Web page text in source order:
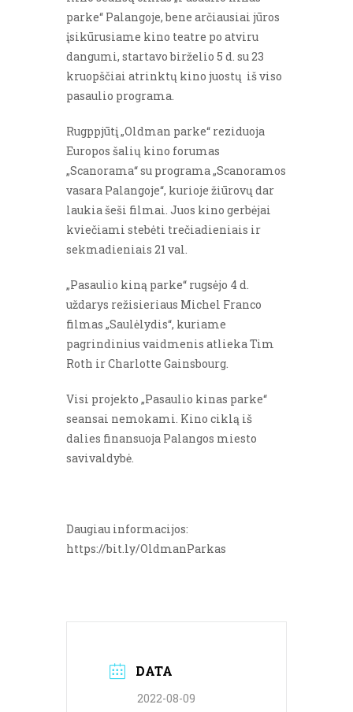
parke“ Palangoje, bene arčiausiai jūros
įsikūrusiame kino teatre po atviru
dangumi, startavo birželio 5 d. su 23
kruopščiai atrinktų kino juostų iš viso
pasaulio programa.
Rugppjūtį „Oldman parke“ reziduoja
Europos šalių kino forumas
„Scanorama“ su programa „Scanoramos
vasara Palangoje“, kurioje žiūrovų dar
laukia šeši filmai. Juos kino gerbėjai
kviečiami stebėti trečiadieniais ir
sekmadieniais 21 val.
„Pasaulio kiną parke“ rugsėjo 4 d.
uždarys režisieriaus Michel Franco
filmas „Saulėlydis“, kuriame
pagrindinius vaidmenis atlieka Tim
Roth ir Charlotte Gainsbourg.
Visi projekto „Pasaulio kinas parke“
seansai nemokami. Kino ciklą iš
dalies finansuoja Palangos miesto
savivaldybė.
Daugiau informacijos:
https://bit.ly/OldmanParkas
DATA
2022-08-09